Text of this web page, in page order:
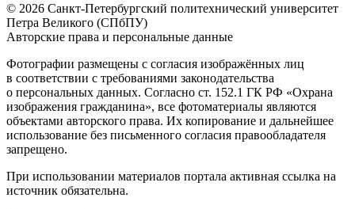
© 2026 Санкт-Петербургский политехнический университет
Петра Великого (СПбПУ)
Авторские права и персональные данные
Фотографии размещены с согласия изображённых лиц
в соответствии с требованиями законодательства
о персональных данных. Согласно ст. 152.1 ГК РФ «Охрана
изображения гражданина», все фотоматериалы являются
объектами авторского права. Их копирование и дальнейшее
использование без письменного согласия правообладателя
запрещено.
При использовании материалов портала активная ссылка на
источник обязательна.